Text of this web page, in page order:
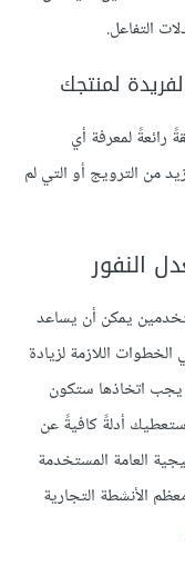
التفاعل.
لمنتجك
رائعةً لمعرفة أي
من الترويج أو التي لم
يمكن أن يساعد
اللازمة لزيادة
يجب اتخاذها ستكون
أدلةً كافيةً عن
العامة المستخدمة
الأنشطة التجارية